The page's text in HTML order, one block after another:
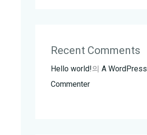
Recent Comments
Hello world!의 A WordPress
Commenter